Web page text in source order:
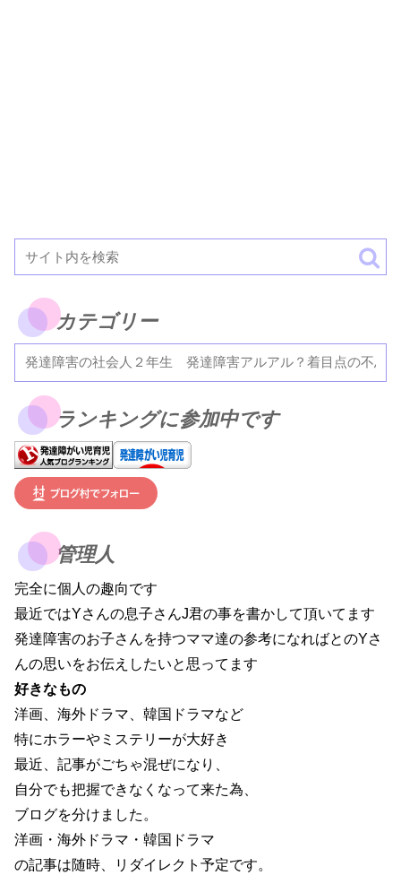
カテゴリー
ランキングに参加中です
管理人
完全に個人の趣向です
最近ではYさんの息子さんJ君の事を書かして頂いてます
発達障害のお子さんを持つママ達の参考になればとのYさ
んの思いをお伝えしたいと思ってます
好きなもの
洋画、海外ドラマ、韓国ドラマなど
特にホラーやミステリーが大好き
最近、記事がごちゃ混ぜになり、
自分でも把握できなくなって来た為、
ブログを分けました。
洋画・海外ドラマ・韓国ドラマ
の記事は随時、リダイレクト予定です。